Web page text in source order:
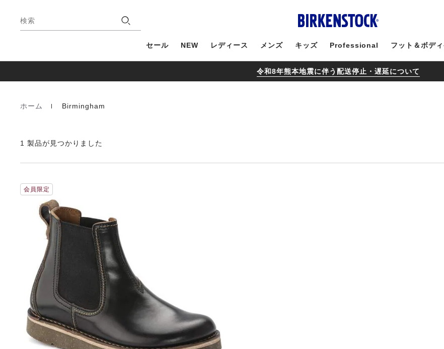
検索
セール NEW レディース メンズ キッズ Professional フット＆ボデ
令和8年熊本地震に伴う配送停止・遅延について
Homepage
ホーム Birmingham
1 製品が見つかりました
カ
ラ
操
作
し
会員限定